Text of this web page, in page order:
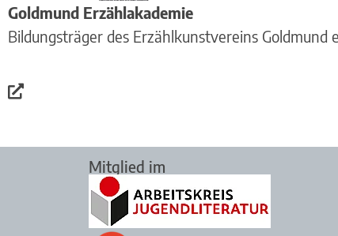
Goldmund Erzählakademie
Bildungsträger des Erzählkunstvereins Goldmund
Mitglied im